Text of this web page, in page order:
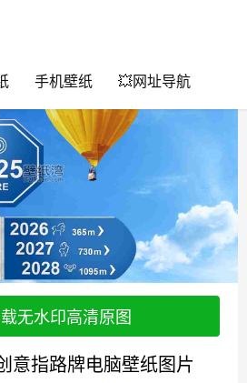
手机壁纸 💥网址导航
载无水印高清原图
意指路牌电脑壁纸图片